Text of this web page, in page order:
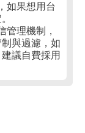
如果想用台
管理機制，
與過濾，如
議自費採用